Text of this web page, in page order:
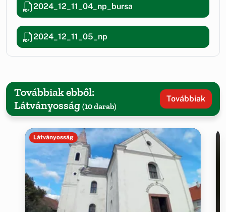
2024_12_11_04_np_bursa
2024_12_11_05_np
Továbbiak ebből:
Látványosság (10 darab)
Továbbiak
Látványosság